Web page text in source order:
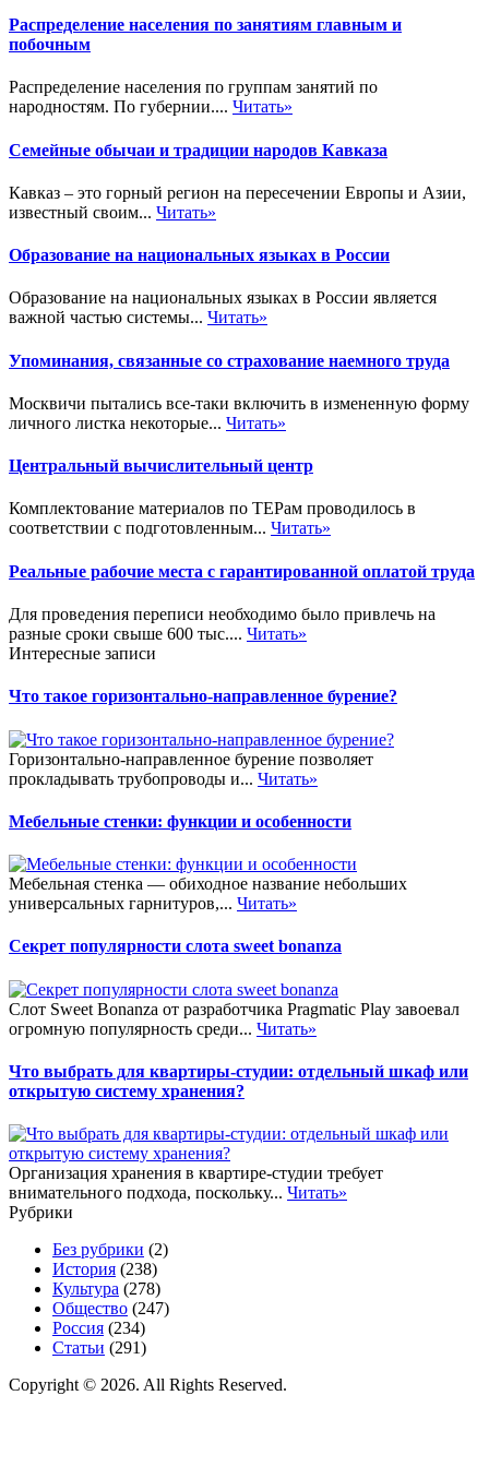
Распределение населения по занятиям главным и
побочным
Распределение населения по группам занятий по
народностям. По губернии.... Читать»
Семейные обычаи и традиции народов Кавказа
Кавказ – это горный регион на пересечении Европы и Азии,
известный своим... Читать»
Образование на национальных языках в России
Образование на национальных языках в России является
важной частью системы... Читать»
Упоминания, связанные со страхование наемного труда
Москвичи пытались все-таки включить в измененную форму
личного листка некоторые... Читать»
Центральный вычислительный центр
Комплектование материалов по ТЕРам проводилось в
соответствии с подготовленным... Читать»
Реальные рабочие места с гарантированной оплатой труда
Для проведения переписи необходимо было привлечь на
разные сроки свыше 600 тыс.... Читать»
Интересные записи
Что такое горизонтально-направленное бурение?
Горизонтально-направленное бурение позволяет
прокладывать трубопроводы и... Читать»
Мебельные стенки: функции и особенности
Мебельная стенка — обиходное название небольших
универсальных гарнитуров,... Читать»
Секрет популярности слота sweet bonanza
Слот Sweet Bonanza от разработчика Pragmatic Play завоевал
огромную популярность среди... Читать»
Что выбрать для квартиры-студии: отдельный шкаф или
открытую систему хранения?
Организация хранения в квартире-студии требует
внимательного подхода, поскольку... Читать»
Рубрики
Без рубрики (2)
История (238)
Культура (278)
Общество (247)
Россия (234)
Статьи (291)
Copyright © 2026. All Rights Reserved.